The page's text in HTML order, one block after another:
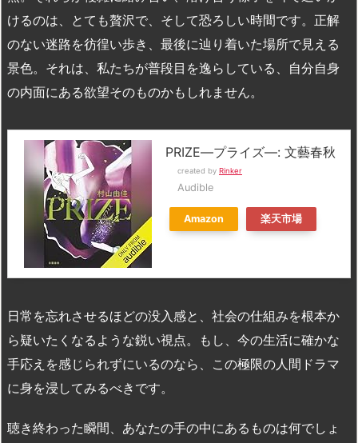
けるのは、とても贅沢で、そして恐ろしい時間です。正解
のない迷路を彷徨い歩き、最後に辿り着いた場所で見える
景色。それは、私たちが普段目を逸らしている、自分自身
の内面にある欲望そのものかもしれません。
PRIZE―プライズ―: 文藝春秋
created by Rinker
Audible
Amazon 楽天市場
日常を忘れさせるほどの没入感と、社会の仕組みを根本か
ら疑いたくなるような鋭い視点。もし、今の生活に確かな
手応えを感じられずにいるのなら、この極限の人間ドラマ
に身を浸してみるべきです。
聴き終わった瞬間、あなたの手の中にあるものは何でしょ